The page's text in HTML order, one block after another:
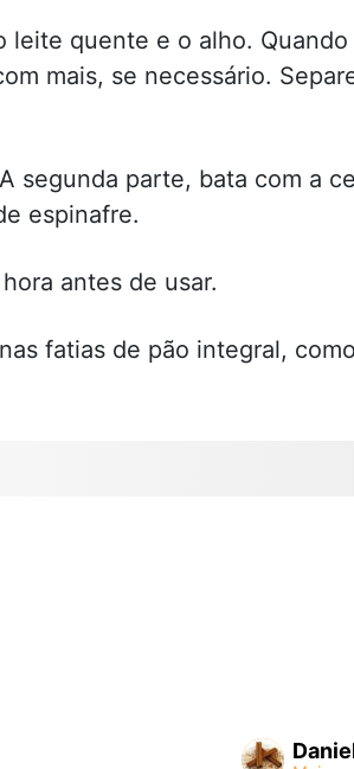
leite quente e o alho. Quando
mais, se necessário.
segunda parte, bata com a
espinafre.
antes de usar.
fatias de pão integral, como